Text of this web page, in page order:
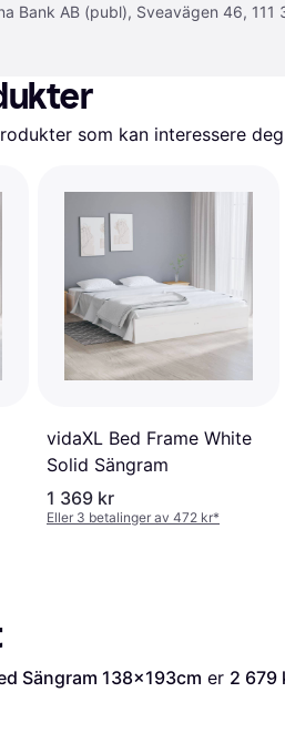
Bank AB (publ), Sveavägen 46,
som kan interessere
vidaXL Bed Frame White
Solid Sängram
1 369 kr
Eller 3 betalinger av 472 kr*
Sängram 138x193cm er 2 679